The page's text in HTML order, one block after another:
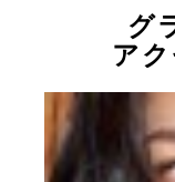
グ
ア